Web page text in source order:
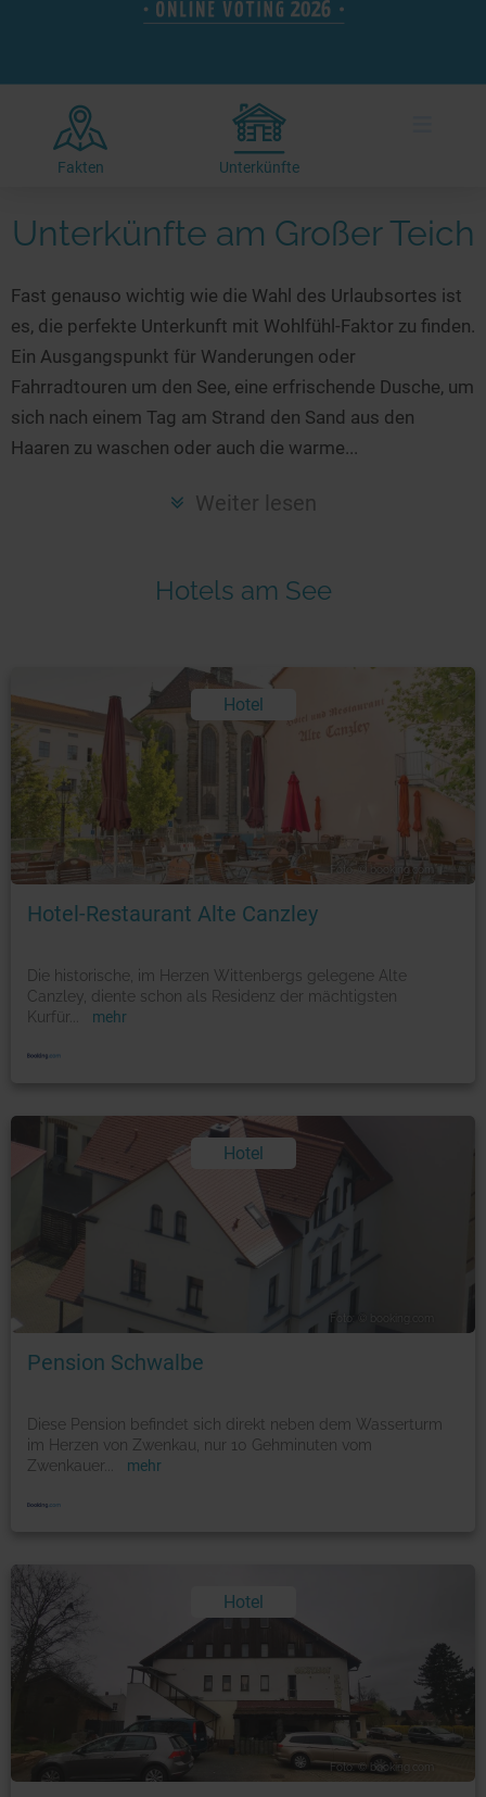
Radtouren am See
Kitesurfen
Kanu- & Kajaktouren
Badeseen in Deutschland
Wellness am See
Romantik Hotels
Urlaub an der Küste
Unterkünfte
Hotels am See
Ferienwohnungen
Camping
Kanu- & Kajak-Urlaub
Wanderurlaub
Bikeurlaub
Auszeit & Wellness
Camping am See
Top-Hotels
Familienhotels
Wellness-Hotels
Ausgefallenes
Häuser auf dem Wasser
Hundefreundliche Unterkünfte
Seen in Deutschland
Seen in Europa
Überwachte Badestellen
Unsere See-Highlights
Deutschlands schönste Seen
Top Seen nach Bundesländern
Top Seen nach Regionen
Deutschlands Lieblingsseen
alle Länder…
Fakten Unterkünfte
Unterkünfte am Großer Teich
Fast genauso wichtig wie die Wahl des Urlaubsortes ist
es, die perfekte Unterkunft mit Wohlfühl-Faktor zu finden.
Ein Ausgangspunkt für Wanderungen oder
Fahrradtouren um den See, eine erfrischende Dusche, um
sich nach einem Tag am Strand den Sand aus den
Haaren zu waschen oder auch die warme...
Weiter lesen
Hotels am See
Hotel
Foto: © booking.com
Hotel-Restaurant Alte Canzley
Die historische, im Herzen Wittenbergs gelegene Alte
Canzley, diente schon als Residenz der mächtigsten
Kurfür
mehr
Hotel
Pension Schwalbe
Diese Pension befindet sich direkt neben dem Wasserturm
im Herzen von Zwenkau, nur 10 Gehminuten vom
Zwenkauer
mehr
Hotel
Foto: © booking.com